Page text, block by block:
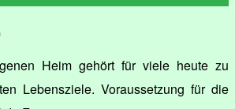
Heim gehört für viele heute zu
Lebensziele. Voraussetzung für die